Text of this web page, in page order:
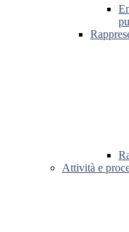
Attività e